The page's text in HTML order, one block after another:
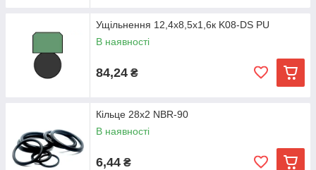
Ущільнення 12,4х8,5х1,6к K08-DS PU
В наявності
84,24 ₴
Кільце 28х2 NBR-90
В наявності
6,44 ₴